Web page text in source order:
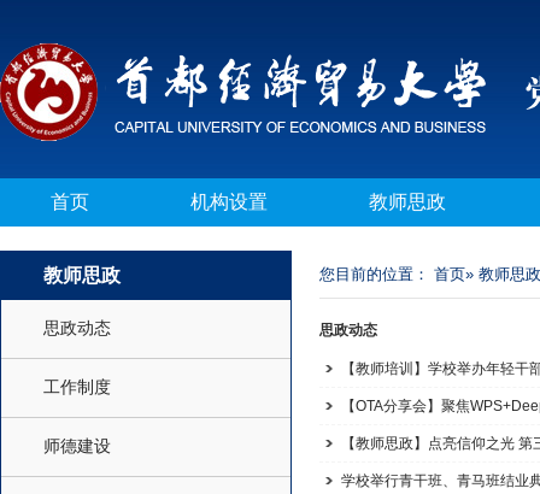
首页 机构设置 教师思政
教师思政
思政动态
工作制度
师德建设
您目前的位置： 首页» 教师思政
思政动态
【教师培训】学校举办年轻干
【OTA分享会】聚焦
【教师思政】点亮信仰之光
学校举行青干班、青马班结业